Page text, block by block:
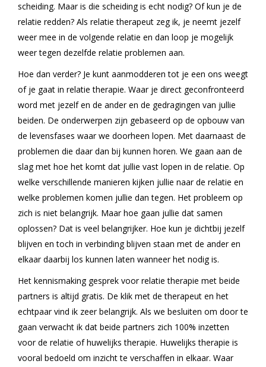
scheiding. Maar is die scheiding is echt nodig? Of kun je de
relatie redden? Als relatie therapeut zeg ik, je neemt jezelf
weer mee in de volgende relatie en dan loop je mogelijk
weer tegen dezelfde relatie problemen aan.
Hoe dan verder? Je kunt aanmodderen tot je een ons weegt
of je gaat in relatie therapie. Waar je direct geconfronteerd
word met jezelf en de ander en de gedragingen van jullie
beiden. De onderwerpen zijn gebaseerd op de opbouw van
de levensfases waar we doorheen lopen. Met daarnaast de
problemen die daar dan bij kunnen horen. We gaan aan de
slag met hoe het komt dat jullie vast lopen in de relatie. Op
welke verschillende manieren kijken jullie naar de relatie en
welke problemen komen jullie dan tegen. Het probleem op
zich is niet belangrijk. Maar hoe gaan jullie dat samen
oplossen? Dat is veel belangrijker. Hoe kun je dichtbij jezelf
blijven en toch in verbinding blijven staan met de ander en
elkaar daarbij los kunnen laten wanneer het nodig is.
Het kennismaking gesprek voor relatie therapie met beide
partners is altijd gratis. De klik met de therapeut en het
echtpaar vind ik zeer belangrijk. Als we besluiten om door te
gaan verwacht ik dat beide partners zich 100% inzetten
voor de relatie of huwelijks therapie. Huwelijks therapie is
vooral bedoeld om inzicht te verschaffen in elkaar. Waar